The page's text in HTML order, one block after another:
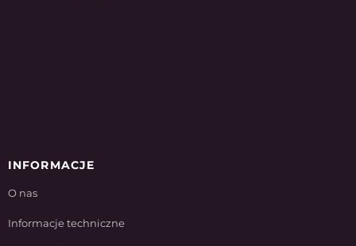
INFORMACJE
O nas
Informacje techniczne